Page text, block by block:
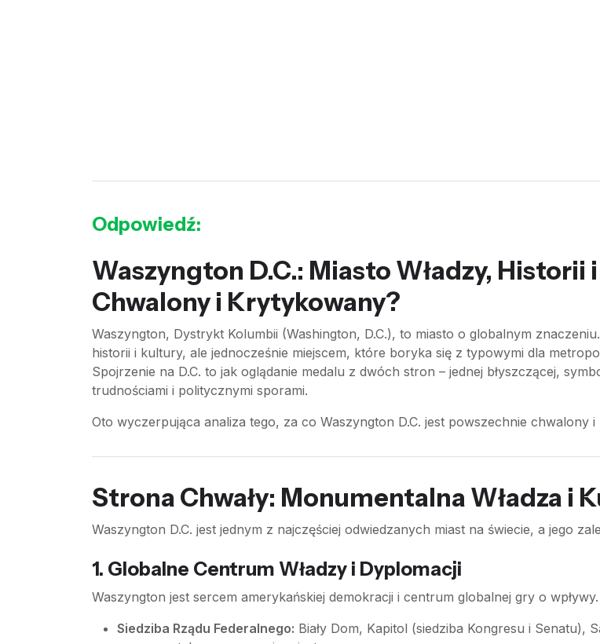
Odpowiedź:
Waszyngton D.C.: Miasto Władzy,
Chwalony i Krytykowany?
Waszyngton, Dystrykt Kolumbii (Washington, D.C.), to miasto o globalnym
historii i kultury, ale jednocześnie miejscem, które boryka się z typowymi dla
Spojrzenie na D.C. to jak oglądanie medalu z dwóch stron – jednej błyszczącej,
trudnościami i politycznymi sporami.
Oto wyczerpująca analiza tego, za co Waszyngton D.C. jest powszechnie chwalony
Strona Chwały: Monumentalna Władza i
Waszyngton D.C. jest jednym z najczęściej odwiedzanych miast na świecie, a jego
1. Globalne Centrum Władzy i Dyplomacji
Waszyngton jest sercem amerykańskiej demokracji i centrum globalnej gry o
Siedziba Rządu Federalnego: Biały Dom, Kapitol (siedziba Kongresu i